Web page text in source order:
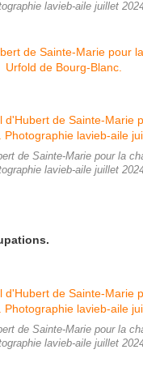
lavieb-aile juillet
de Sainte-Marie pour la
lavieb-aile juillet
de Sainte-Marie pour la
lavieb-aile juillet